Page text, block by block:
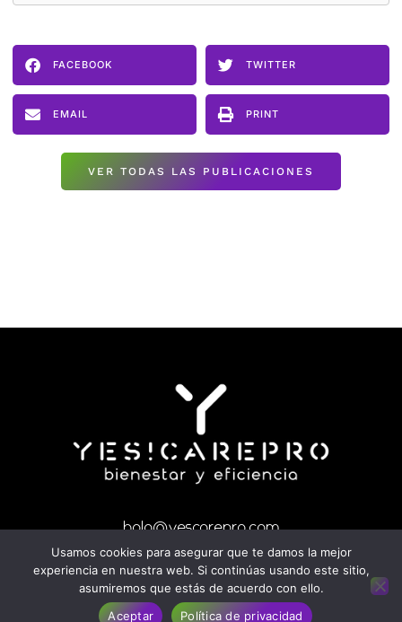
FACEBOOK TWITTER
EMAIL PRINT
VER TODAS LAS PUBLICACIONES
hola@yescarepro.com
Política de privacidad
Hecho dentro del proyecto WACADEMY.ES
2023 / Todos los derechos reservados
Usamos cookies para asegurar que te damos la mejor
experiencia en nuestra web. Si continúas usando este sitio,
asumiremos que estás de acuerdo con ello.
Aceptar
Política de privacidad